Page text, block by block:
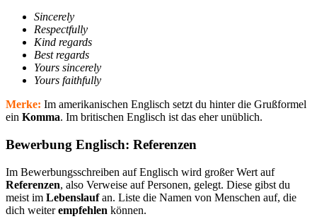
Sincerely
Respectfully
Kind regards
Best regards
Yours sincerely
Yours faithfully
Merke: Im amerikanischen Englisch setzt du hinter die Grußformel
ein Komma. Im britischen Englisch ist das eher unüblich.
Bewerbung Englisch: Referenzen
Im Bewerbungsschreiben auf Englisch wird großer Wert auf
Referenzen, also Verweise auf Personen, gelegt. Diese gibst du
meist im Lebenslaufan. Liste die Namen von Menschen auf, die
dich weiterempfehlen können.